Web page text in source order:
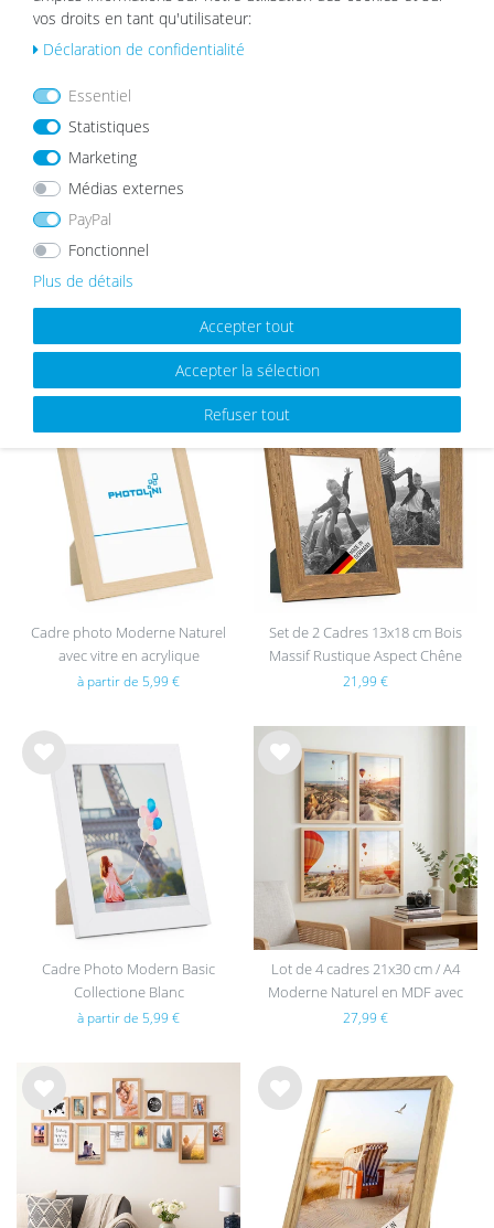
MEILLEURES VENTES
List
e de
hait
s
Rustique Aspect Chêne
à partir de 8,99 € à partir de 5,99 €
List
Cadre photo Moderne Naturel
avec vitre en acrylique
à partir de 5,99 €
List
e de
sou
hait
s
Set de 2 Cadres 13x18 cm Bois
Massif Rustique Aspect Chêne
avec Verre
21,99 €
List
e de
Cadre Photo Modern Basic
Collectione Blanc
à partir de 5,99 €
List
Lot de 4 cadres 21x30 cm / A4
Moderne Naturel en MDF avec
vitre en acrylique
27,99 €
List
e de
sou
List
vos droits en tant qu'utilisateur:
Déclaration de confidentialité
Essentiel
Statistiques
Marketing
Médias externes
PayPal
Fonctionnel
Plus de détails
Accepter tout
Accepter la sélection
Refuser tout